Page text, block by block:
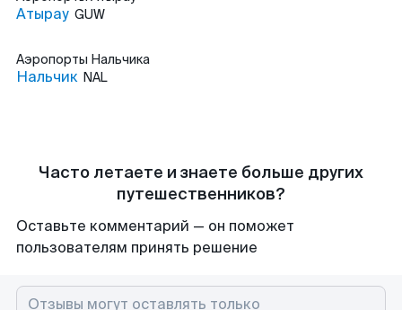
Атырау GUW
Аэропорты Нальчика
Нальчик NAL
Часто летаете и знаете больше других
путешественников?
Оставьте комментарий — он поможет
пользователям принять решение